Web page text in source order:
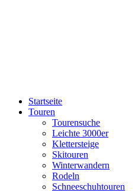
Startseite
Touren
Tourensuche
Leichte 3000er
Klettersteige
Skitouren
Winterwandern
Rodeln
Schneeschuhtouren